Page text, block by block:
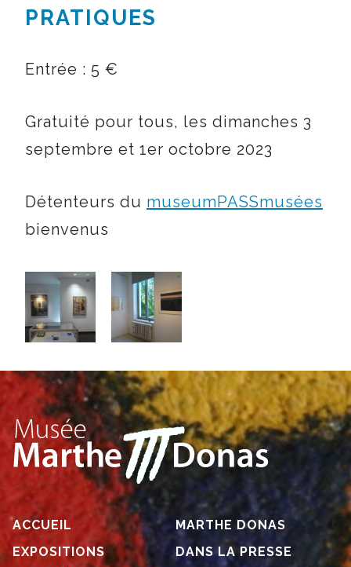
PRATIQUES
Entrée : 5 €
Gratuité pour tous, les dimanches 3
septembre et 1er octobre 2023
Détenteurs du museumPASSmusées
bienvenus
ACCUEIL
EXPOSITIONS
MARTHE DONAS
DANS LA PRESSE